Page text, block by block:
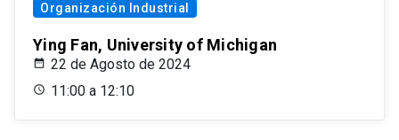
Organización Industrial
Ying Fan, University of Michigan
22 de Agosto de 2024
11:00 a 12:10